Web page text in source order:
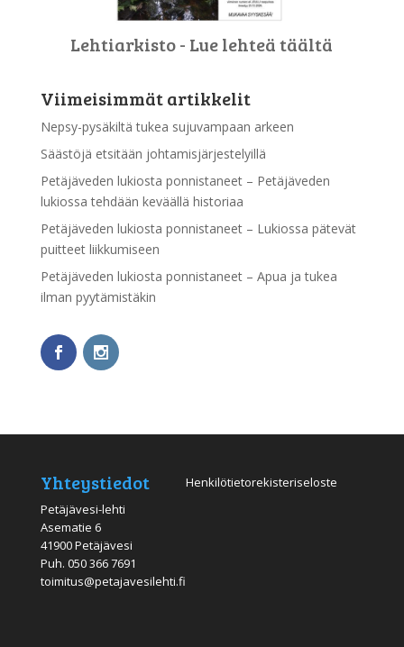
Lehtiarkisto - Lue lehteä täältä
Viimeisimmät artikkelit
Nepsy-pysäkiltä tukea sujuvampaan arkeen
Säästöjä etsitään johtamisjärjestelyillä
Petäjäveden lukiosta ponnistaneet – Petäjäveden
lukiossa tehdään keväällä historiaa
Petäjäveden lukiosta ponnistaneet – Lukiossa pätevät
puitteet liikkumiseen
Petäjäveden lukiosta ponnistaneet – Apua ja tukea
ilman pyytämistäkin
Yhteystiedot
Petäjävesi-lehti
Asematie 6
41900 Petäjävesi
Puh. 050 366 7691
toimitus@petajavesilehti.fi
Henkilötietorekisteriseloste